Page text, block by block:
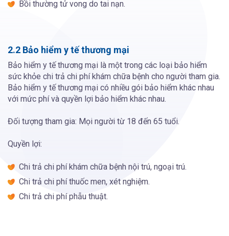
Bồi thường tử vong do tai nạn.
2.2 Bảo hiểm y tế thương mại
Bảo hiểm y tế thương mại là một trong các loại bảo hiểm
sức khỏe chi trả chi phí khám chữa bệnh cho người tham gia.
Bảo hiểm y tế thương mại có nhiều gói bảo hiểm khác nhau
với mức phí và quyền lợi bảo hiểm khác nhau.
Đối tượng tham gia: Mọi người từ 18 đến 65 tuổi.
Quyền lợi:
Chi trả chi phí khám chữa bệnh nội trú, ngoại trú.
Chi trả chi phí thuốc men, xét nghiệm.
Chi trả chi phí phẫu thuật.